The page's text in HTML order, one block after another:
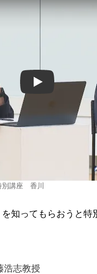
Play
別講座 香川
知ってもらおうと特
浩志教授